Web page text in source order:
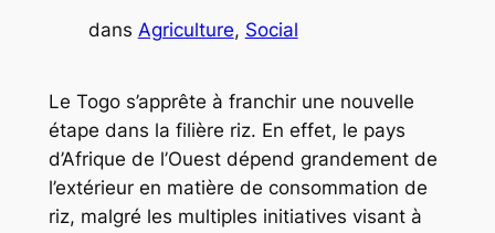
dans Agriculture, Social
Le Togo s’apprête à franchir une nouvelle
étape dans la filière riz. En effet, le pays
d’Afrique de l’Ouest dépend grandement de
l’extérieur en matière de consommation de
riz, malgré les multiples initiatives visant à